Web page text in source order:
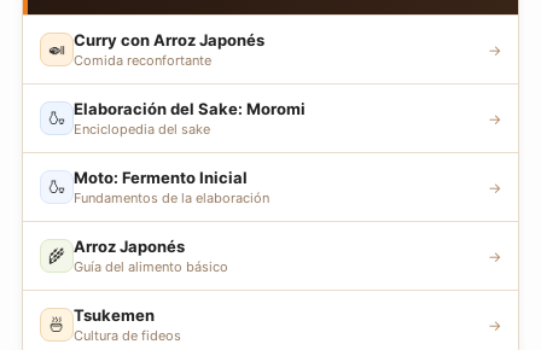
🍛 Curry con Arroz Japonés
Comida reconfortante
→
🍶 Elaboración del Sake: Moromi
Enciclopedia del sake
→
🍶 Moto: Fermento Inicial
Fundamentos de la elaboración
→
🌾 Arroz Japonés
Guía del alimento básico
→
🍜 Tsukemen
Cultura de fideos
→